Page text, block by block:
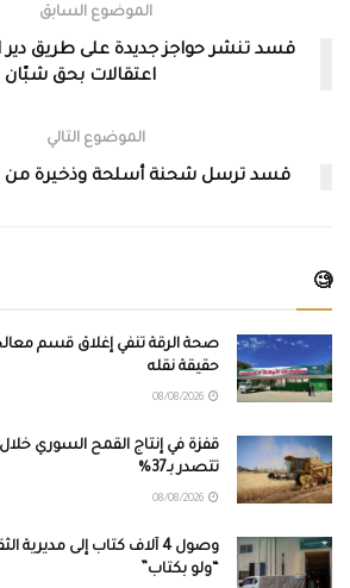
الموضوع السابق
قسد تنشر حواجز جديدة على طريق دير
اعتقالات بحق شبّان
الموضوع التالي
قسد ترسل شحنة أسلحة وذخيرة من
🧐
صحة الرقة تنفي إغلاق قسم
حقيقة نقله
تتصدر بـ37%
وصول 4 آلاف كتاب إلى
“ولو بكتاب”